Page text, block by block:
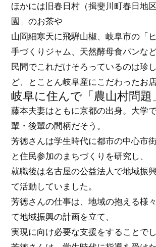
ほかには旧春日村（揖斐川町春日地
園」のお茶や
山岡細寒天に飛騨山椒、岐阜市の「
手づくりジャム、天然酵母食パンなど
民間でこれだけそろっているのは珍
ど、とことん岐阜産にこだわったお店
岐阜に住んで「農山村問題
藤本夫妻はともに京都の出身。大学
輩・後輩の間柄だそう。
芳徳さんは学生時代に都市の中心市
と住民参加のまちづくりを研究し、
就職後は名古屋の公益法人で地域振
て活動していました。
芳徳さんの仕事は、地域の抱える様
て地域振興の計画を立て、
実現に向け必要な支援をすることでし